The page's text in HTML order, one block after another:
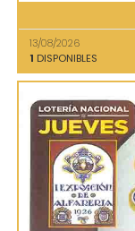
13/08/2026
1 DISPONIBLES